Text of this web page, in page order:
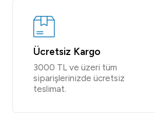
Ücretsiz Kargo
3000 TL ve üzeri tüm
siparişlerinizde ücretsiz
teslimat.